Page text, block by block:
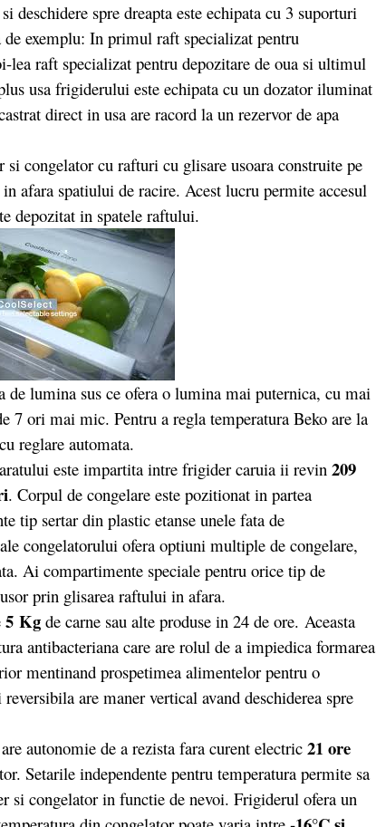
spre dreapta este echipata cu 3 suporturi
exemplu: In primul raft specializat pentru
lea raft specializat pentru depozitare de oua si ultimul
usa frigiderului este echipata cu un dozator iluminat
direct in usa are racord la un rezervor de apa
congelator cu rafturi cu glisare usoara construite pe
afara spatiului de racire. Acest lucru permite accesul
depozitat in spatele raftului.
lumina sus ce ofera o lumina mai puternica, cu mai
7 ori mai mic. Pentru a regla temperatura Beko are la
reglare automata.
este impartita intre frigider caruia ii revin 209
. Corpul de congelare este pozitionat in partea
tip sertar din plastic etanse unele fata de
congelatorului ofera optiuni multiple de congelare,
Ai compartimente speciale pentru orice tip de
prin glisarea raftului in afara.
5 Kg de carne sau alte produse in 24 de ore. Aceasta
antibacteriana care are rolul de a impiedica formarea
mentinand prospetimea alimentelor pentru o
are maner vertical avand deschiderea spre
autonomie de a rezista fara curent electric 21 ore
Setarile independente pentru temperatura permite sa
si congelator in functie de nevoi. Frigiderul ofera un